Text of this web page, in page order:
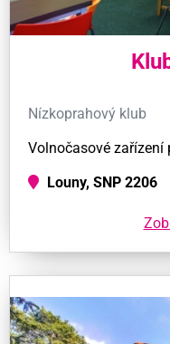
Nízkoprahový klub
Volnočasové zařízení
Louny, SNP 2206